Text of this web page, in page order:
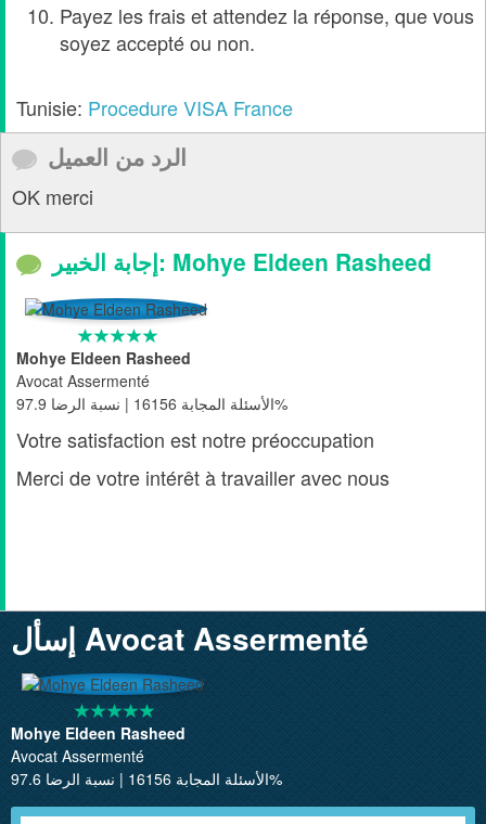
Payez les frais et attendez la réponse, que vous
soyez accepté ou non.
Tunisie: Procedure VISA France
الرد من العميل
OK merci
إجابة الخبير: Mohye Eldeen Rasheed
Mohye Eldeen Rasheed
Avocat Assermenté
الأسئلة المجابة 16156 | نسبة الرضا 97.9%
Votre satisfaction est notre préoccupation
Merci de votre intérêt à travailler avec nous
إسأل Avocat Assermenté
Mohye Eldeen Rasheed
Avocat Assermenté
الأسئلة المجابة 16156 | نسبة الرضا 97.6%